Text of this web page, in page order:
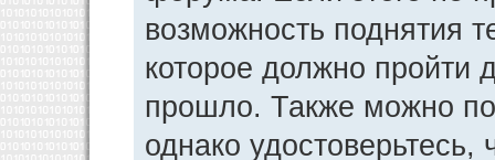
возможность поднятия
которое должно пройти
прошло. Также можно
однако